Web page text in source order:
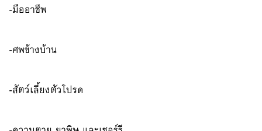
-มืออาชีพ
-ศพข้างบ้าน
-สัตว์เลี้ยงตัวโปรด